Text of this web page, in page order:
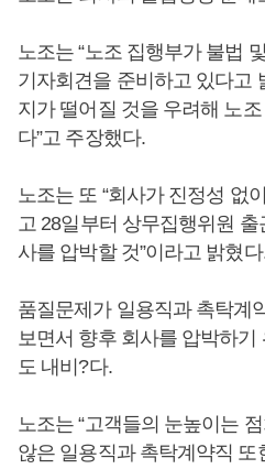
노조는 “노조 집행부가 불법
기자회견을 준비하고 있다고
지가 떨어질 것을 우려해 노
다”고 주장했다.
노조는 또 “회사가 진정성 없
고 28일부터 상무집행위원
사를 압박할 것”이라고 밝혔
품질문제가 일용직과 촉탁계
보면서 향후 회사를 압박하기
도 내비?다.
노조는 “고객들의 눈높이는
않은 일용직과 촉탁계약직 또